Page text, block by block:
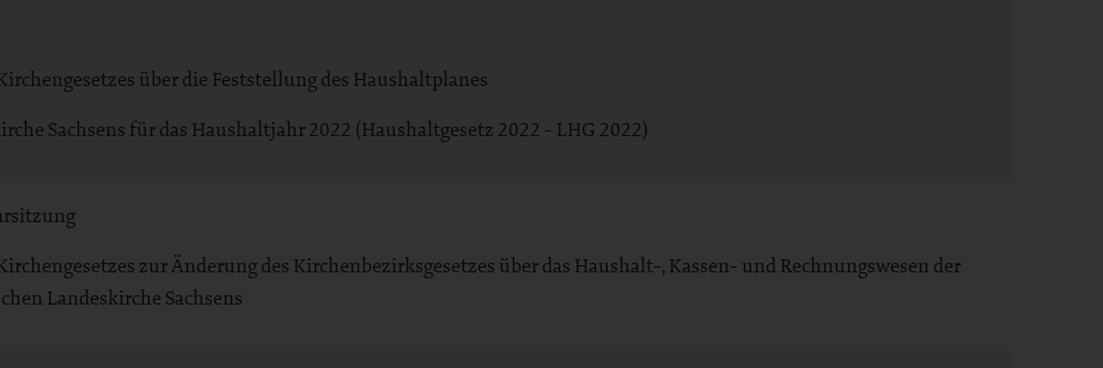
über die Feststellung des Haushaltplanes
Sachsens für das Haushaltjahr 2022 (Haushaltgesetz 2022 - LHG 2022)
zur Änderung des Kirchenbezirksgesetzes über das Haushalt-, Kassen- und Rechnungswesen der
Landeskirche Sachsens